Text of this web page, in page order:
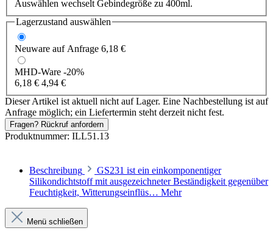
Auswählen wechselt Gebindegröße zu 400ml.
Lagerzustand auswählen
Neuware auf Anfrage 6,18 €
MHD-Ware -20%
6,18 € 4,94 €
Dieser Artikel ist aktuell nicht auf Lager. Eine Nachbestellung ist auf
Anfrage möglich; ein Liefertermin steht derzeit nicht fest.
Fragen? Rückruf anfordern
Produktnummer: ILL51.13
Beschreibung
GS231 ist ein einkomponentiger
Silikondichtstoff mit ausgezeichneter Beständigkeit gegenüber
Feuchtigkeit, Witterungseinflüs… Mehr
Menü schließen